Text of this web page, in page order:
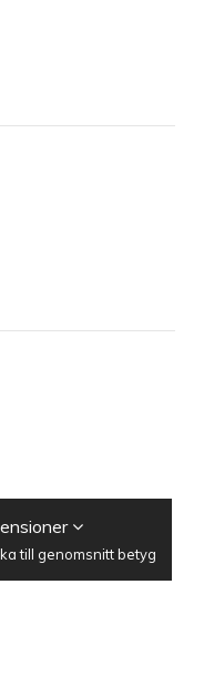
till genomsnitt betyg